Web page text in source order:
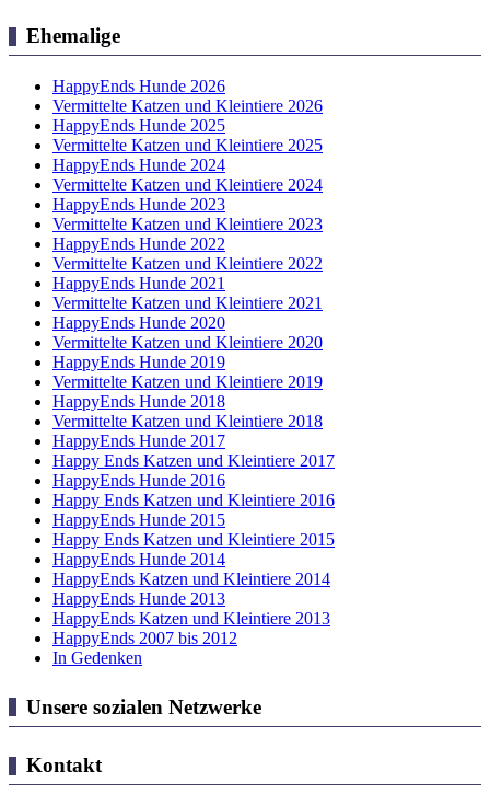
Ehemalige
HappyEnds Hunde 2026
Vermittelte Katzen und Kleintiere 2026
HappyEnds Hunde 2025
Vermittelte Katzen und Kleintiere 2025
HappyEnds Hunde 2024
Vermittelte Katzen und Kleintiere 2024
HappyEnds Hunde 2023
Vermittelte Katzen und Kleintiere 2023
HappyEnds Hunde 2022
Vermittelte Katzen und Kleintiere 2022
HappyEnds Hunde 2021
Vermittelte Katzen und Kleintiere 2021
HappyEnds Hunde 2020
Vermittelte Katzen und Kleintiere 2020
HappyEnds Hunde 2019
Vermittelte Katzen und Kleintiere 2019
HappyEnds Hunde 2018
Vermittelte Katzen und Kleintiere 2018
HappyEnds Hunde 2017
Happy Ends Katzen und Kleintiere 2017
HappyEnds Hunde 2016
Happy Ends Katzen und Kleintiere 2016
HappyEnds Hunde 2015
Happy Ends Katzen und Kleintiere 2015
HappyEnds Hunde 2014
HappyEnds Katzen und Kleintiere 2014
HappyEnds Hunde 2013
HappyEnds Katzen und Kleintiere 2013
HappyEnds 2007 bis 2012
In Gedenken
Unsere sozialen Netzwerke
Kontakt